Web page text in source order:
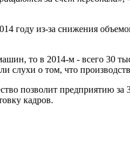
году из-за снижения
то в 2014-м - всего 30
слухи о том, что
позволит предприятию
кадров.